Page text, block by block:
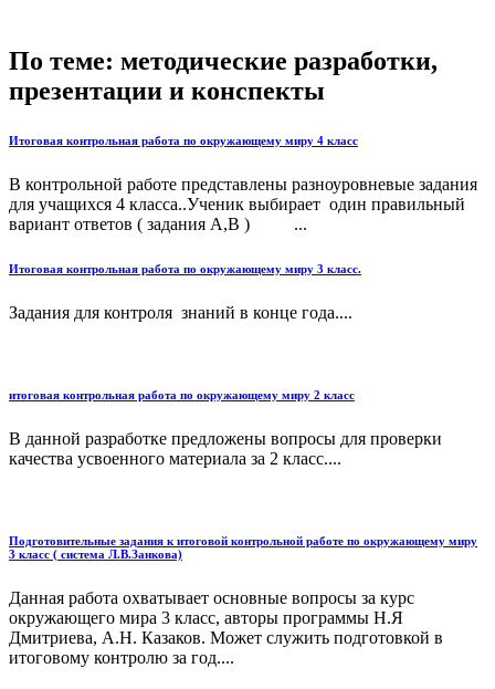
По теме: методические разработки,
презентации и конспекты
Итоговая контрольная работа по окружающему миру 4 класс
В контрольной работе представлены разноуровневые задания
для учащихся 4 класса..Ученик выбирает один правильный
вариант ответов ( задания А,В ) ...
Итоговая контрольная работа по окружающему миру 3 класс.
Задания для контроля знаний в конце года....
итоговая контрольная работа по окружающему миру 2 класс
В данной разработке предложены вопросы для проверки
качества усвоенного материала за 2 класс....
Подготовительные задания к итоговой контрольной работе по окружающему миру
3 класс ( система Л.В.Занкова)
Данная работа охватывает основные вопросы за курс
окружающего мира 3 класс, авторы программы Н.Я
Дмитриева, А.Н. Казаков. Может служить подготовкой в
итоговому контролю за год....